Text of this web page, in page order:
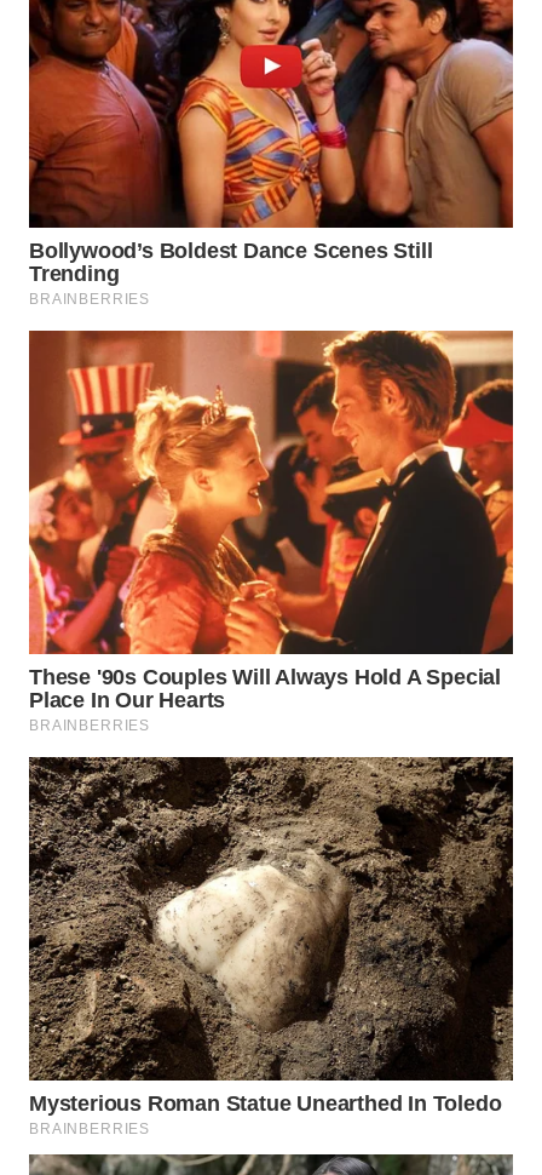
WN
KUNINGAN
WN
MAJALENGKA
WN
SUBANG
WN
SUKABUMI
WN
PURWAKARTA
WN
PRIANGAN
TIMUR
WN
SEMARANG
WN
WN
BOROBUDUR
WN
MADURA
WN
SURABAYA
WN
NATUNA
WN